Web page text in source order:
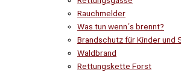
Rauchmelder
Was tun wenn´s brennt?
Brandschutz für Kinder und
Waldbrand
Rettungskette Forst